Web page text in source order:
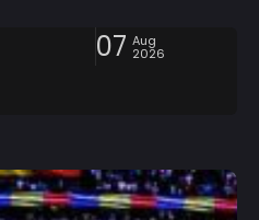
07 Aug
2026